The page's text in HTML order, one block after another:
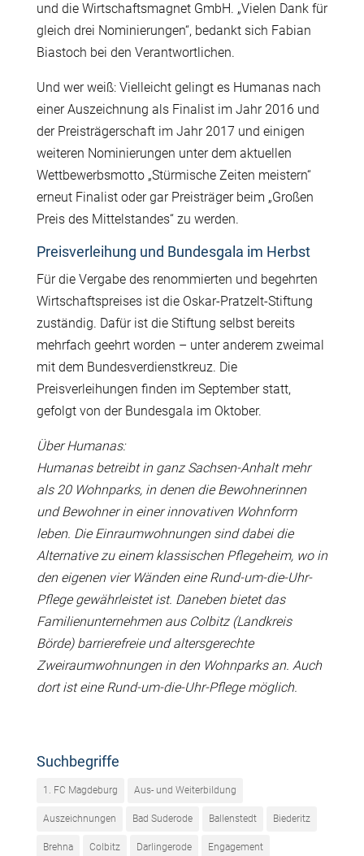
und die Wirtschaftsmagnet GmbH. „Vielen Dank für
gleich drei Nominierungen“, bedankt sich Fabian
Biastoch bei den Verantwortlichen.
Und wer weiß: Vielleicht gelingt es Humanas nach
einer Auszeichnung als Finalist im Jahr 2016 und
der Preisträgerschaft im Jahr 2017 und einigen
weiteren Nominierungen unter dem aktuellen
Wettbewerbsmotto „Stürmische Zeiten meistern“
erneut Finalist oder gar Preisträger beim „Großen
Preis des Mittelstandes“ zu werden.
Preisverleihung und Bundesgala im Herbst
Für die Vergabe des renommierten und begehrten
Wirtschaftspreises ist die Oskar-Pratzelt-Stiftung
zuständig. Dafür ist die Stiftung selbst bereits
mehrfach geehrt worden – unter anderem zweimal
mit dem Bundesverdienstkreuz. Die
Preisverleihungen finden im September statt,
gefolgt von der Bundesgala im Oktober.
Über Humanas:
Humanas betreibt in ganz Sachsen-Anhalt mehr
als 20 Wohnparks, in denen die Bewohnerinnen
und Bewohner in einer innovativen Wohnform
leben. Die Einraumwohnungen sind dabei die
Alternative zu einem klassischen Pflegeheim, wo in
den eigenen vier Wänden eine Rund-um-die-Uhr-
Pflege gewährleistet ist. Daneben bietet das
Familienunternehmen aus Colbitz (Landkreis
Börde) barrierefreie und altersgerechte
Zweiraumwohnungen in den Wohnparks an. Auch
dort ist eine Rund-um-die-Uhr-Pflege möglich.
Suchbegriffe
1. FC Magdeburg Aus- und Weiterbildung
Auszeichnungen Bad Suderode Ballenstedt Biederitz
Brehna Colbitz Darlingerode Engagement